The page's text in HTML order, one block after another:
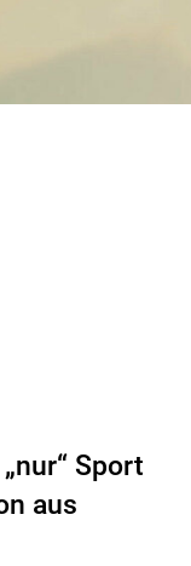
Sport
aus